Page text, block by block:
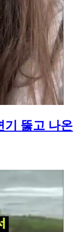
기 뚫고 나온